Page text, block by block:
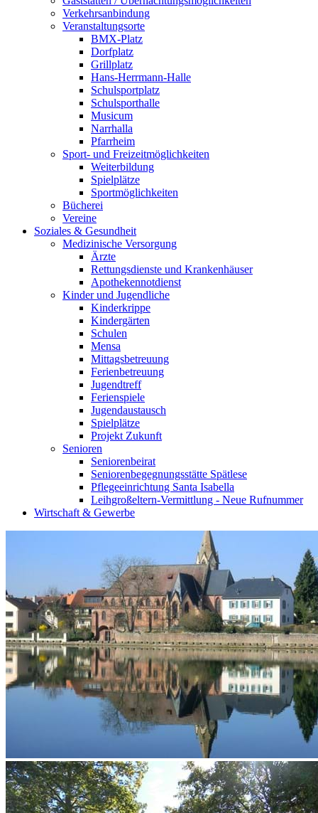
Verkehrsanbindung
Veranstaltungsorte
BMX-Platz
Dorfplatz
Grillplatz
Hans-Herrmann-Halle
Schulsportplatz
Schulsporthalle
Musicum
Narrhalla
Pfarrheim
Sport- und Freizeitmöglichkeiten
Weiterbildung
Spielplätze
Sportmöglichkeiten
Bücherei
Vereine
Soziales & Gesundheit
Medizinische Versorgung
Ärzte
Rettungsdienste und Krankenhäuser
Apothekennotdienst
Kinder und Jugendliche
Kinderkrippe
Kindergärten
Schulen
Mensa
Mittagsbetreuung
Ferienbetreuung
Jugendtreff
Ferienspiele
Jugendaustausch
Spielplätze
Projekt Zukunft
Senioren
Seniorenbeirat
Seniorenbegegnungsstätte Spätlese
Pflegeeinrichtung Santa Isabella
Leihgroßeltern-Vermittlung - Neue Rufnummer
Wirtschaft & Gewerbe